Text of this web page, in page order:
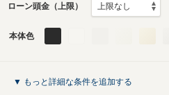
ローン頭金（上限）
本体色
▼ もっと詳細な条件を追加する